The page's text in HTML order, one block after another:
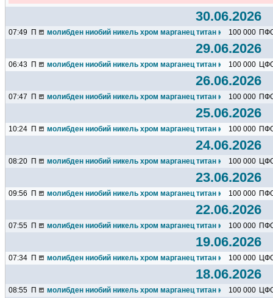
30.06.2026
07:49 П молибден ниобий никель хром марганец титан кремний чугун
100 000
29.06.2026
06:43 П молибден ниобий никель хром марганец титан кремний чугун
100 000
26.06.2026
07:47 П молибден ниобий никель хром марганец титан кремний чугун
100 000
25.06.2026
10:24 П молибден ниобий никель хром марганец титан кремний чугун
100 000
24.06.2026
08:20 П молибден ниобий никель хром марганец титан кремний чугун
100 000
23.06.2026
09:56 П молибден ниобий никель хром марганец титан кремний чугун
100 000
22.06.2026
07:55 П молибден ниобий никель хром марганец титан кремний чугун
100 000
19.06.2026
07:34 П молибден ниобий никель хром марганец титан кремний чугун
100 000
18.06.2026
08:55 П молибден ниобий никель хром марганец титан кремний чугун
100 000